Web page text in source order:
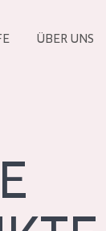
ÜBER UNS